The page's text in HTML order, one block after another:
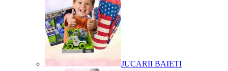
JUCARII BAIETI